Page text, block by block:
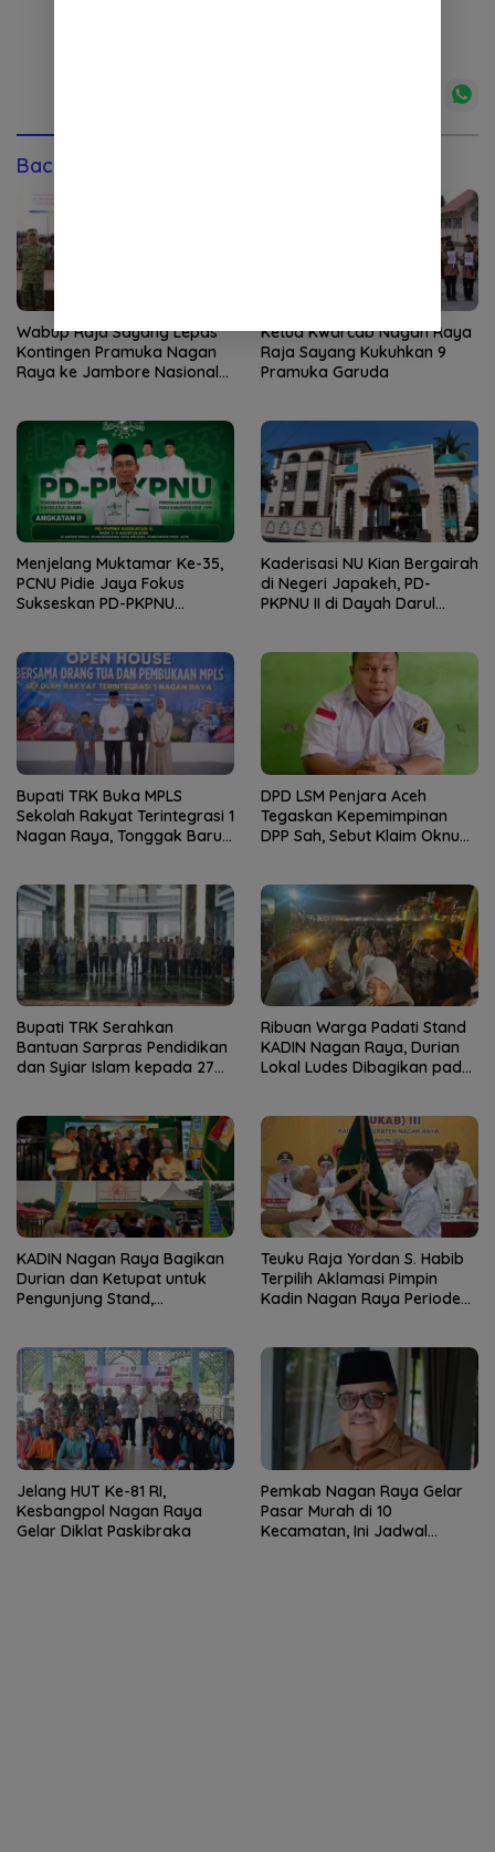
Baca Juga
Wabup Raja Sayang Lepas
Kontingen Pramuka Nagan
Raya ke Jambore Nasional
Ketua Kwarcab Nagan Raya
Raja Sayang Kukuhkan 9
Pramuka Garuda
Menjelang Muktamar Ke-35,
PCNU Pidie Jaya Fokus
Sukseskan PD-PKPNU
Kaderisasi NU Kian Bergairah
di Negeri Japakeh, PD-
PKPNU II di Dayah Darul
Bupati TRK Buka MPLS
Sekolah Rakyat Terintegrasi 1
Nagan Raya, Tonggak Baru
DPD LSM Penjara Aceh
Tegaskan Kepemimpinan
DPP Sah, Sebut Klaim Oknum
Publik
Bupati TRK Serahkan
Bantuan Sarpras Pendidikan
dan Syiar Islam kepada 27
Ribuan Warga Padati Stand
KADIN Nagan Raya, Durian
Lokal Ludes Dibagikan pada
KADIN Nagan Raya Bagikan
Durian dan Ketupat untuk
Pengunjung Stand,
Teuku Raja Yordan S. Habib
Terpilih Aklamasi Pimpin
Kadin Nagan Raya Periode
Jelang HUT Ke-81 RI,
Kesbangpol Nagan Raya
Gelar Diklat Paskibraka
Pemkab Nagan Raya Gelar
Pasar Murah di 10
Kecamatan, Ini Jadwal